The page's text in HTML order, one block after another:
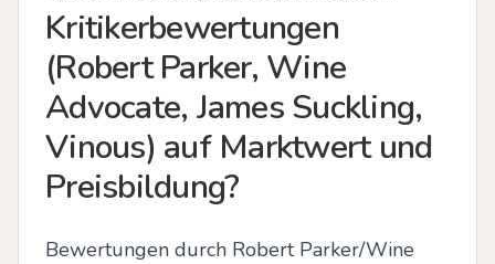
Kritikerbewertungen
(Robert Parker, Wine
Advocate, James Suckling,
Vinous) auf Marktwert und
Preisbildung?
Bewertungen durch Robert Parker/Wine